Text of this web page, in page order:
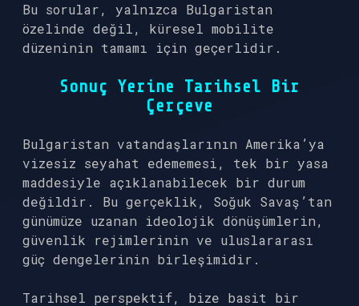
Bu sorular, yalnızca Bulgaristan
özelinde değil, küresel mobilite
düzeninin tamamı için geçerlidir.
Sonuç Yerine Tarihsel Bir
Çerçeve
Bulgaristan vatandaşlarının Amerika’ya
vizesiz seyahat edememesi, tek bir yasa
maddesiyle açıklanabilecek bir durum
değildir. Bu gerçeklik, Soğuk Savaş’tan
günümüze uzanan ideolojik dönüşümlerin,
güvenlik rejimlerinin ve uluslararası
güç dengelerinin birleşimidir.
Tarihsel perspektif, bize basit bir